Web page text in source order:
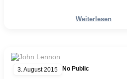
Weiterlesen
3. August 2015 No Public